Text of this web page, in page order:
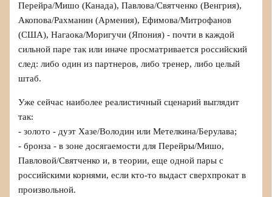
Перейра/Мишо (Канада), Павлова/Святченко (Венгрия),
Акопова/Рахманин (Армения), Ефимова/Митрофанов
(США), Нагаока/Моригучи (Япония) - почти в каждой
сильной паре так или иначе просматривается российский
след: либо один из партнеров, либо тренер, либо целый
штаб.
Уже сейчас наиболее реалистичный сценарий выглядит
так:
- золото - дуэт Хазе/Володин или Метелкина/Берулава;
- бронза - в зоне досягаемости для Перейры/Мишо,
Павловой/Святченко и, в теории, еще одной пары с
российскими корнями, если кто-то выдаст сверхпрокат в
произвольной.